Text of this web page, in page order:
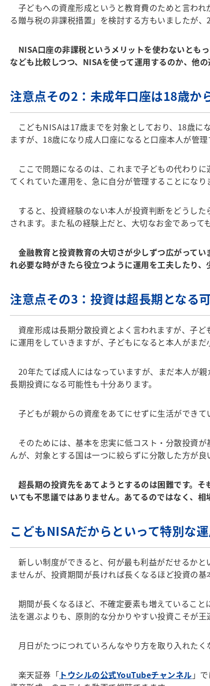
子どもへの資産形成というと教育費のためと言わ
る贈与税の非課税措置」を検討する方もいましたが
NISA口座の非課税というメリットを使わないとも
なども比較しつつ、NISAを使って運用するのか、他
注意点その2：未成年口座は18歳か
こどもNISAは17歳までを対象としており、18歳に
ますが、18歳になり成人口座になると口座本人が管理
ここで問題になるのは、これまで子どもの代わり
てくれていた運用を、急に自分が管理することになり
すると、投資経験のない本人が投資判断をどうし
されます。また私の経験上だと、大切なお金であっ
金融教育と投資教育の大切さが少しずつ広がって
れ必要な時がきたら役立つように運用を工夫したり、
注意点その3：投資は超長期となる
資産形成は長期分散投資とよく言われますが、子
に運用をしていきますが、子どもになると本人がま
20年たてば成人にはなっていますが、まだ本人が
長期投資になる可能性も十分あります。
子どもが親からの資産をあてにせずに生活ができて
そのためには、基本を忠実に低コスト・分散投資
んが、対象とする国は一つに絞らずに分散した方が良
超長期の投資先をあてようとするのは困難です。
いても不思議ではありません。あてるのではなく、
こどもNISAだからといって特別な
新しい制度ができると、何が最も利益がだせるか
ませんが、投資期間が長ければ長くなるほど投資の基
期間が長くなるほど、不確定要素も増えているこ
法を選ぶよりも、原則的な分かりやすい投資こそが王
月日がたつにつれていろんなやり方を取り入れたく
楽天証券「 トウシルの公式YouTubeチャンネル 」